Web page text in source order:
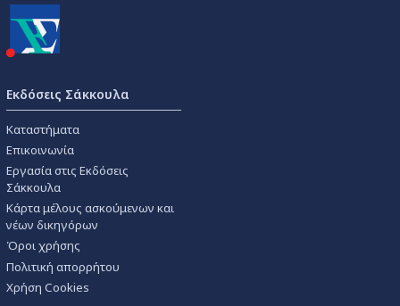
Εκδόσεις Σάκκουλα
Καταστήματα
Επικοινωνία
Εργασία στις Εκδόσεις
Σάκκουλα
Κάρτα μέλους ασκούμενων και
νέων δικηγόρων
Όροι χρήσης
Πολιτική απορρήτου
Χρήση Cookies